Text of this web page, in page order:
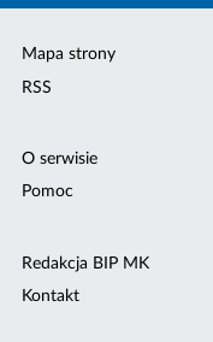
Mapa strony
RSS
O serwisie
Pomoc
Redakcja BIP MK
Kontakt